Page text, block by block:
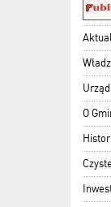
O